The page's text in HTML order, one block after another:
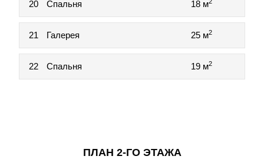
20 Спальня 18 м
21 Галерея 25 м2
22 Спальня 19 м2
ПЛАН 2-ГО ЭТАЖА